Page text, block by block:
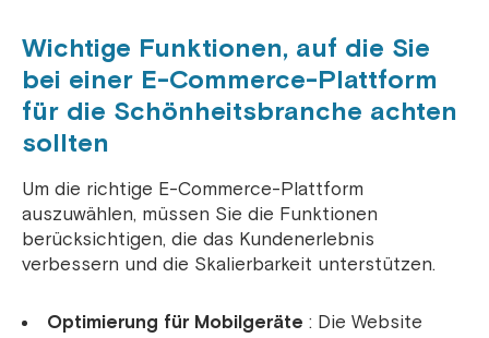
Wichtige Funktionen, auf die Sie
bei einer E-Commerce-Plattform
für die Schönheitsbranche achten
sollten
Um die richtige E-Commerce-Plattform
auszuwählen, müssen Sie die Funktionen
berücksichtigen, die das Kundenerlebnis
verbessern und die Skalierbarkeit unterstützen.
Optimierung für Mobilgeräte : Die Website